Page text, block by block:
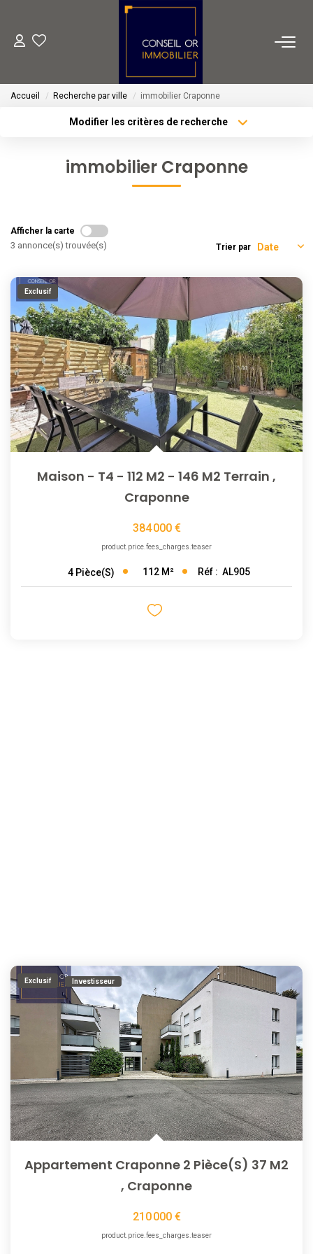
Transaction
Gestion
Financement
ESTIMATION
NOTRE AGENCE
L'agence
L'équipe
Nous Rejoindre
RECOMMANDATIONS
EXTRANET
Accueil Recherche par ville immobilier Craponne
Modifier les critères de recherche
Type de bien
Surface min
Créer une alerte
immobilier Craponne
Afficher la carte
3 annonce(s) trouvée(s) Trier par
Exclusif
Maison - T4 - 112 M2 - 146 M2 Terrain ,
Craponne
384 000 €
product.price.fees_charges.teaser
4 Pièce(s) 112 M² Réf : AL905
Exclusif Investisseur
Appartement Craponne 2 Pièce(s) 37 M2
, Craponne
210 000 €
product.price.fees_charges.teaser